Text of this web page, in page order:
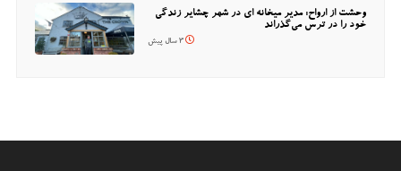
وحشت از ارواح: مدیر میخانه ای در شهر چشایر زندگی
خود را در ترس می‌گذراند
3 سال پیش